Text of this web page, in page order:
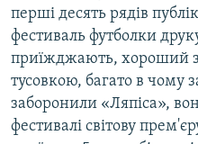
перші десять рядів
фестиваль футболки
приїжджають, хороший
тусовкою, багато в чому
заборонили «Ляпіса»,
фестивалі світову